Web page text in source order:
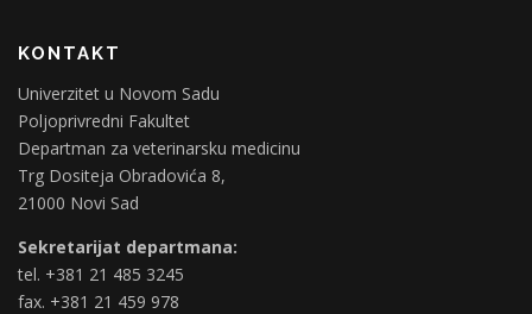
KONTAKT
Univerzitet u Novom Sadu
Poljoprivredni Fakultet
Departman za veterinarsku medicinu
Trg Dositeja Obradovića 8,
21000 Novi Sad
Sekretarijat departmana:
tel. +381 21 485 3245
fax. +381 21 459 978